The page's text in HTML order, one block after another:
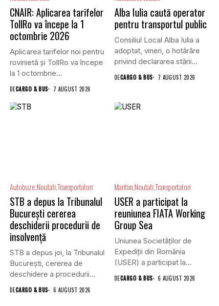
CNAIR: Aplicarea tarifelor
TollRo va începe la 1
octombrie 2026
Aplicarea tarifelor noi pentru
rovinietă și TollRo va începe
la 1 octombrie...
DECARGO & BUS 7 AUGUST 2026
Alba Iulia caută operator
pentru transportul public
Consiliul Local Alba Iulia a
adoptat, vineri, o hotărâre
privind declararea stării...
DECARGO & BUS 7 AUGUST 2026
Autobuze NoutatiTransportatori
STB a depus la Tribunalul
București cererea
deschiderii procedurii de
insolvență
STB a depus joi, la Tribunalul
Bucureşti, cererea de
deschidere a procedurii...
DECARGO & BUS 6 AUGUST 2026
Maritim NoutatiTransportatori
USER a participat la
reuniunea FIATA Working
Group Sea
Uniunea Societăților de
Expediții din România
(USER) a participat la
reuniunea online...
DECARGO & BUS 6 AUGUST 2026